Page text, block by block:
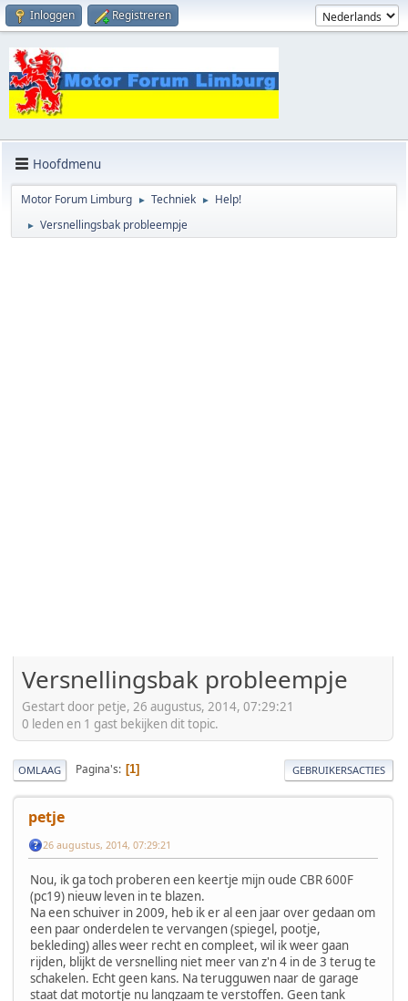
Inloggen Registreren
Hoofdmenu
Motor Forum Limburg ► Techniek ► Help!
► Versnellingsbak probleempje
Versnellingsbak probleempje
Gestart door petje, 26 augustus, 2014, 07:29:21
0 leden en 1 gast bekijken dit topic.
OMLAAG Pagina's 1 GEBRUIKERSACTIES
petje
26 augustus, 2014, 07:29:21
Nou, ik ga toch proberen een keertje mijn oude CBR 600F
(pc19) nieuw leven in te blazen.
Na een schuiver in 2009, heb ik er al een jaar over gedaan om
een paar onderdelen te vervangen (spiegel, pootje,
bekleding) alles weer recht en compleet, wil ik weer gaan
rijden, blijkt de versnelling niet meer van z'n 4 in de 3 terug te
schakelen. Echt geen kans. Na terugguwen naar de garage
staat dat motortje nu langzaam te verstoffen. Geen tank